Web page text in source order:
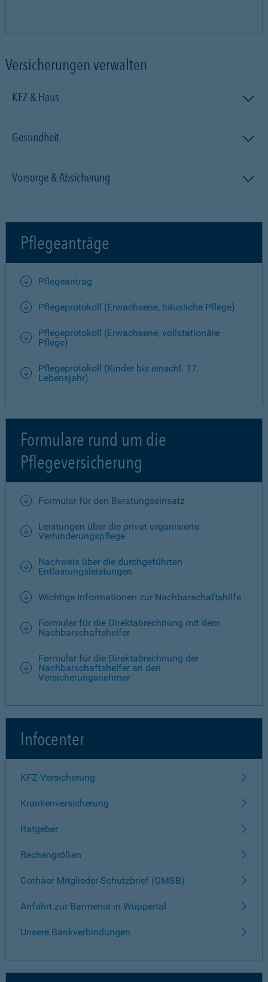
Versicherungen verwalten
KFZ & Haus
Gesundheit
Vorsorge & Absicherung
Pflegeanträge
Pflegeantrag
Pflegeprotokoll (Erwachsene, häusliche Pflege)
Pflegeprotokoll (Erwachsene, vollstationäre
Pflege)
Pflegeprotokoll (Kinder bis einschl. 17.
Lebensjahr)
Formulare rund um die
Pflegeversicherung
Formular für den Beratungseinsatz
Leistungen über die privat organisierte
Verhinderungspflege
Nachweis über die durchgeführten
Entlastungsleistungen
Wichtige Informationen zur Nachbarschaftshilfe
Formular für die Direktabrechnung mit dem
Nachbarschaftshelfer
Formular für die Direktabrechnung der
Nachbarschaftshelfer an den
Versicherungsnehmer
Infocenter
KFZ-Versicherung
Krankenversicherung
Ratgeber
Rechengrößen
Gothaer Mitglieder-Schutzbrief (GMSB)
Anfahrt zur Barmenia in Wuppertal
Unsere Bankverbindungen